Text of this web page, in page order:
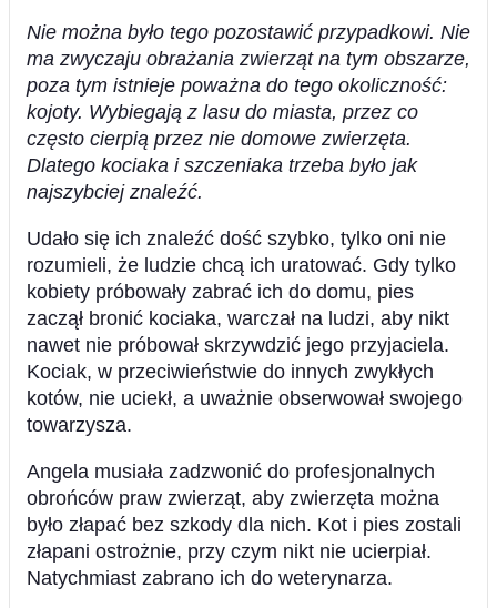
Nie można było tego pozostawić przypadkowi. Nie
ma zwyczaju obrażania zwierząt na tym obszarze,
poza tym istnieje poważna do tego okoliczność:
kojoty. Wybiegają z lasu do miasta, przez co
często cierpią przez nie domowe zwierzęta.
Dlatego kociaka i szczeniaka trzeba było jak
najszybciej znaleźć.
Udało się ich znaleźć dość szybko, tylko oni nie
rozumieli, że ludzie chcą ich uratować. Gdy tylko
kobiety próbowały zabrać ich do domu, pies
zaczął bronić kociaka, warczał na ludzi, aby nikt
nawet nie próbował skrzywdzić jego przyjaciela.
Kociak, w przeciwieństwie do innych zwykłych
kotów, nie uciekł, a uważnie obserwował swojego
towarzysza.
Angela musiała zadzwonić do profesjonalnych
obrońców praw zwierząt, aby zwierzęta można
było złapać bez szkody dla nich. Kot i pies zostali
złapani ostrożnie, przy czym nikt nie ucierpiał.
Natychmiast zabrano ich do weterynarza.